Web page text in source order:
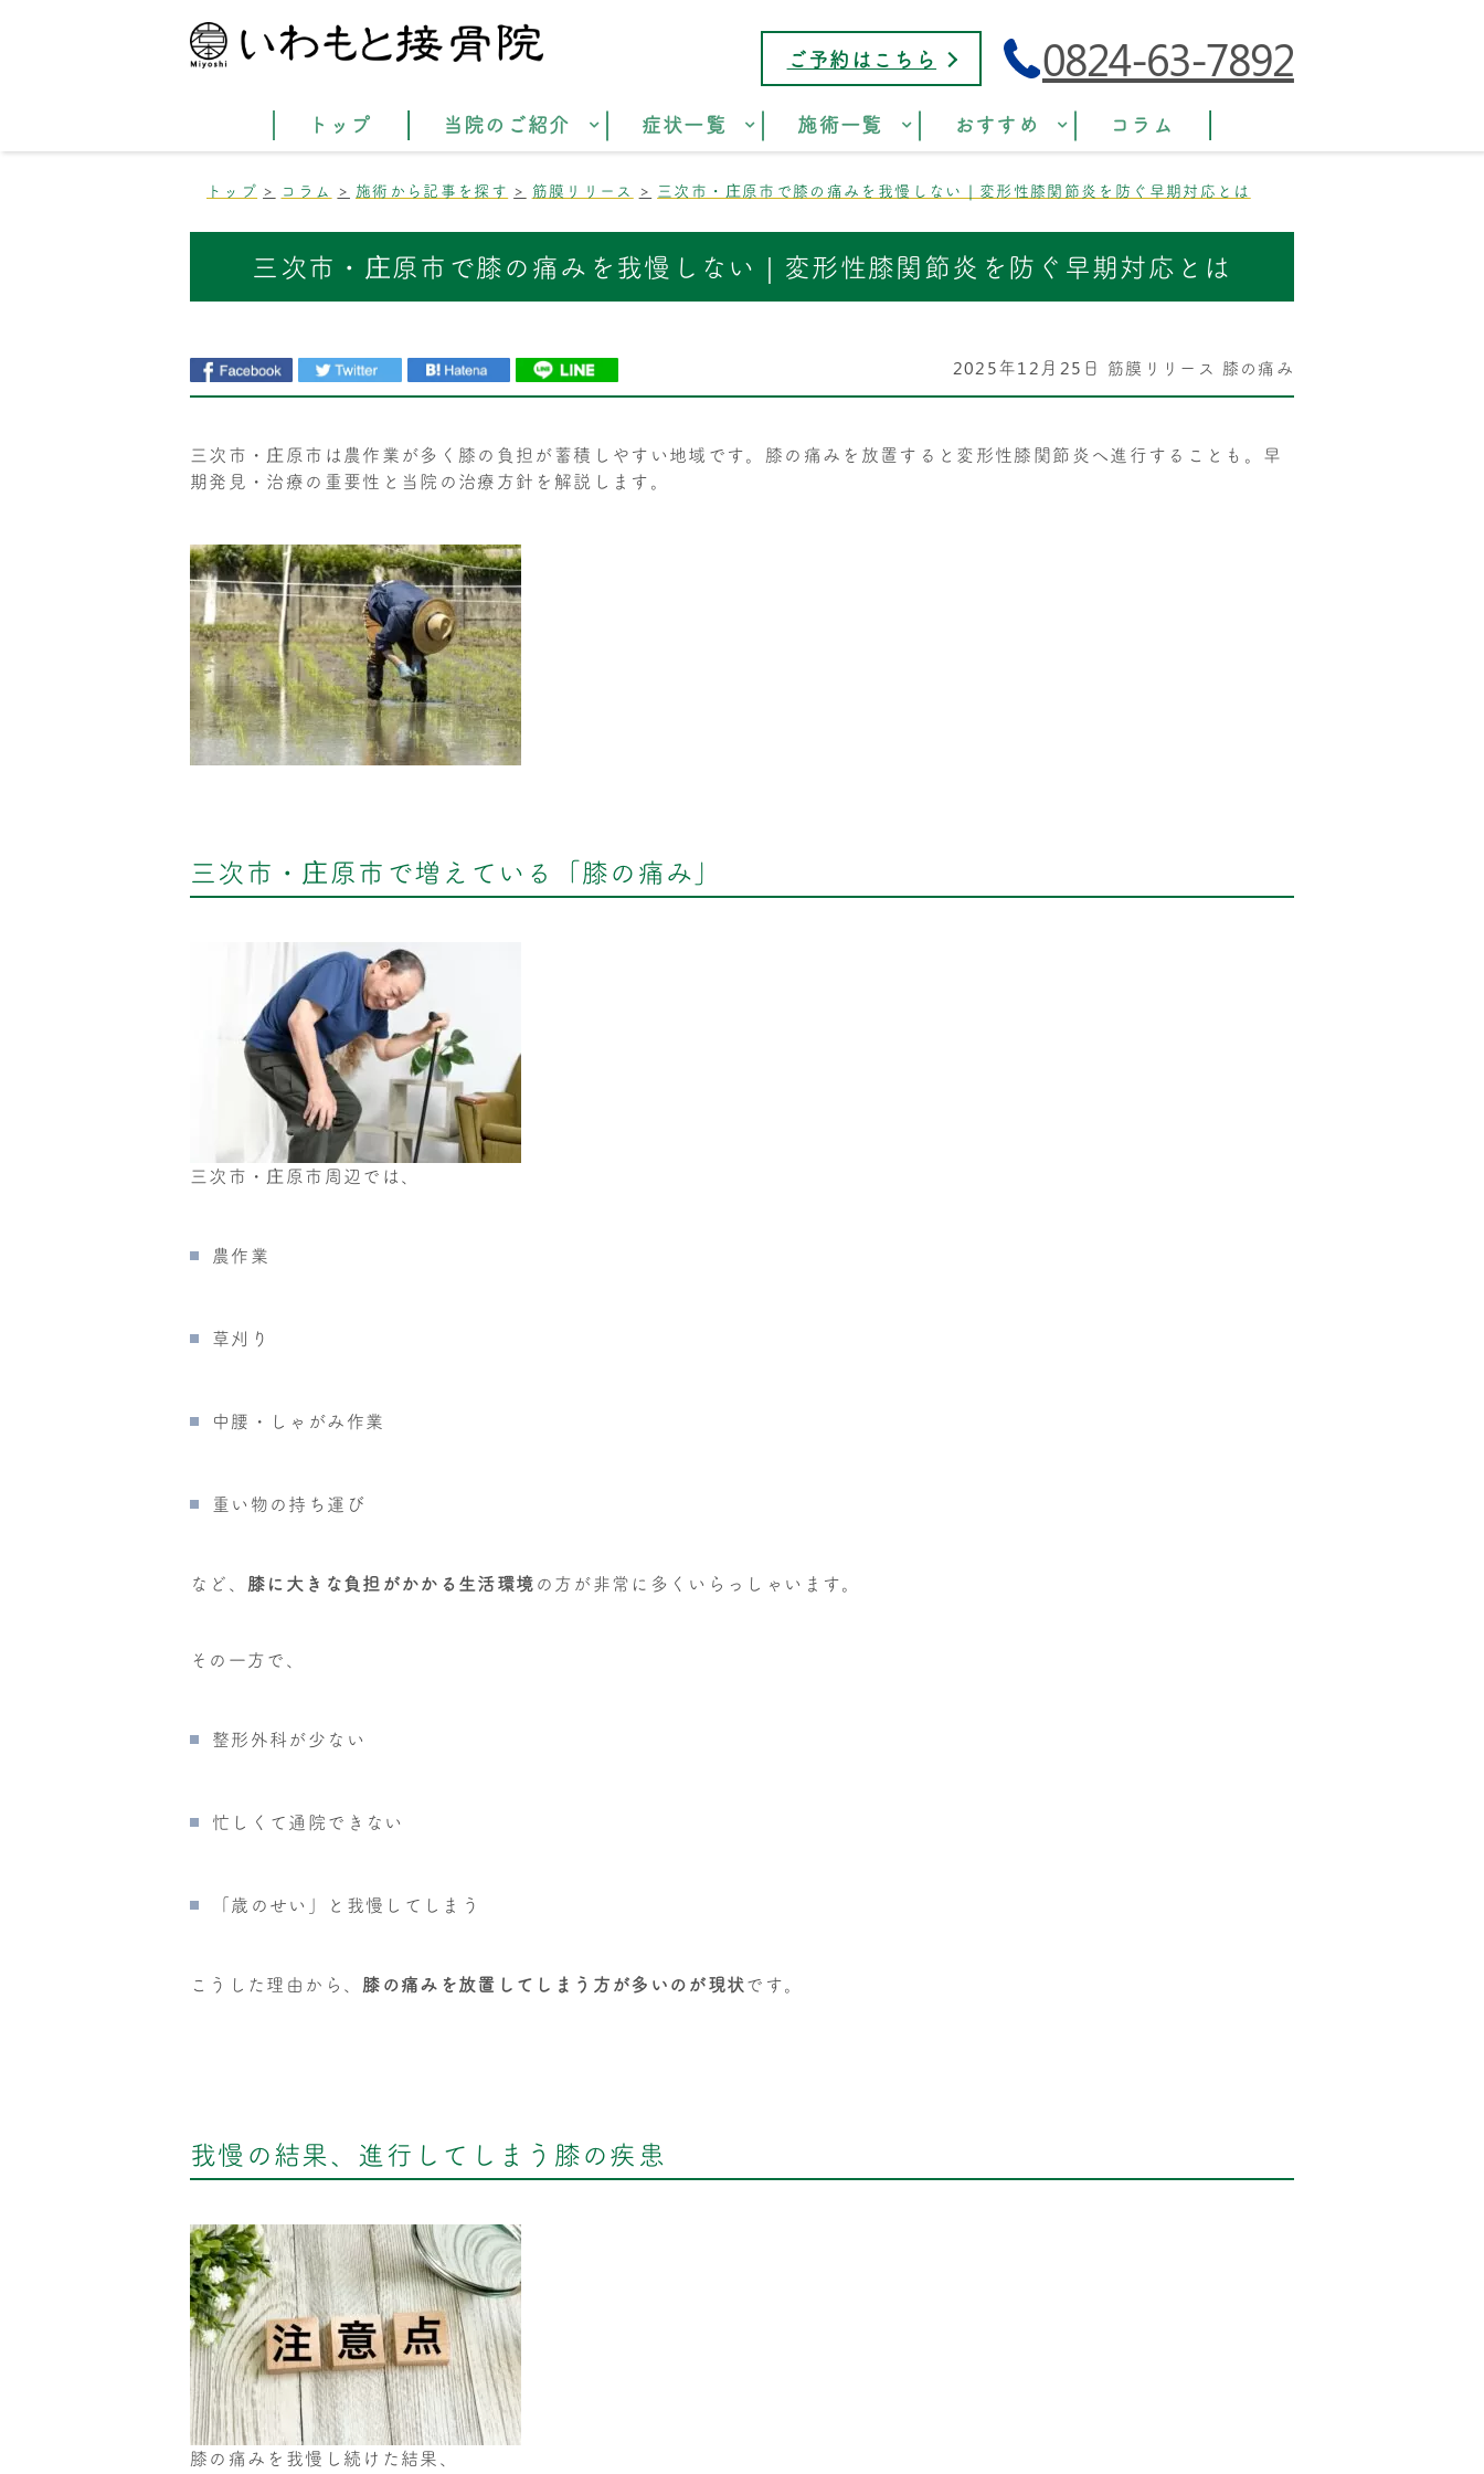
ご予約はこちら 0824-63-7892
トップ 当院のご紹介 症状一覧 施術一覧 おすすめ コラム
トップ コラム 施術から記事を探す 筋膜リリース 三次市・庄原市で膝の痛みを我慢しない｜変形性膝関節炎を防ぐ早期対応とは
三次市・庄原市で膝の痛みを我慢しない｜変形性膝関節炎を防ぐ早期対応とは
2025年12月25日 筋膜リリース 膝の痛み
三次市・庄原市は農作業が多く膝の負担が蓄積しやすい地域です。膝の痛みを放置すると変形性膝関節炎へ進行することも。早
期発見・治療の重要性と当院の治療方針を解説します。
三次市・庄原市で増えている「膝の痛み」
三次市・庄原市周辺では、
農作業
草刈り
中腰・しゃがみ作業
重い物の持ち運び
など、 膝に大きな負担がかかる生活環境の方が非常に多くいらっしゃいます。
その一方で、
整形外科が少ない
忙しくて通院できない
「歳のせい」と我慢してしまう
こうした理由から、 膝の痛みを放置してしまう方が多いのが現状です。
我慢の結果、進行してしまう膝の疾患
膝の痛みを我慢し続けた結果、